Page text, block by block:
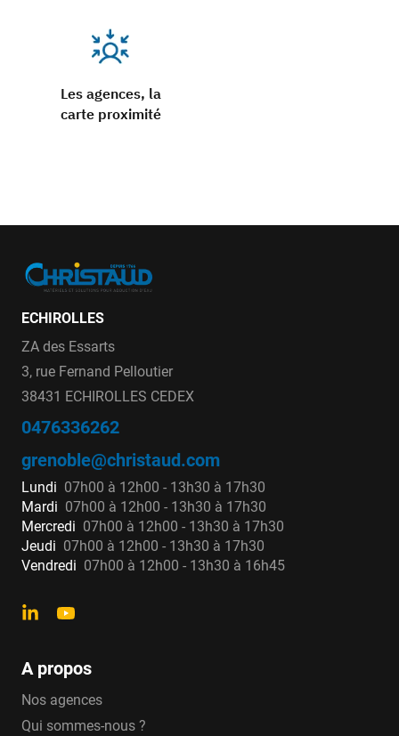
Les agences, la
carte proximité
ECHIROLLES
ZA des Essarts
3, rue Fernand Pelloutier
38431 ECHIROLLES CEDEX
0476336262
grenoble@christaud.com
Lundi 07h00 à 12h00 - 13h30 à 17h30
Mardi 07h00 à 12h00 - 13h30 à 17h30
Mercredi 07h00 à 12h00 - 13h30 à 17h30
Jeudi 07h00 à 12h00 - 13h30 à 17h30
Vendredi 07h00 à 12h00 - 13h30 à 16h45
A propos
Nos agences
Qui sommes-nous ?